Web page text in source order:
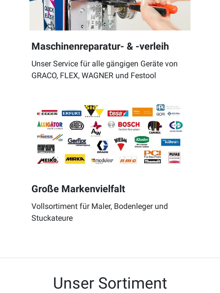
Maschinenreparatur- & -verleih
Unser Service für alle gängigen Geräte von
GRACO, FLEX, WAGNER und Festool
Große Markenvielfalt
Vollsortiment für Maler, Bodenleger und
Stuckateure
Unser Sortiment